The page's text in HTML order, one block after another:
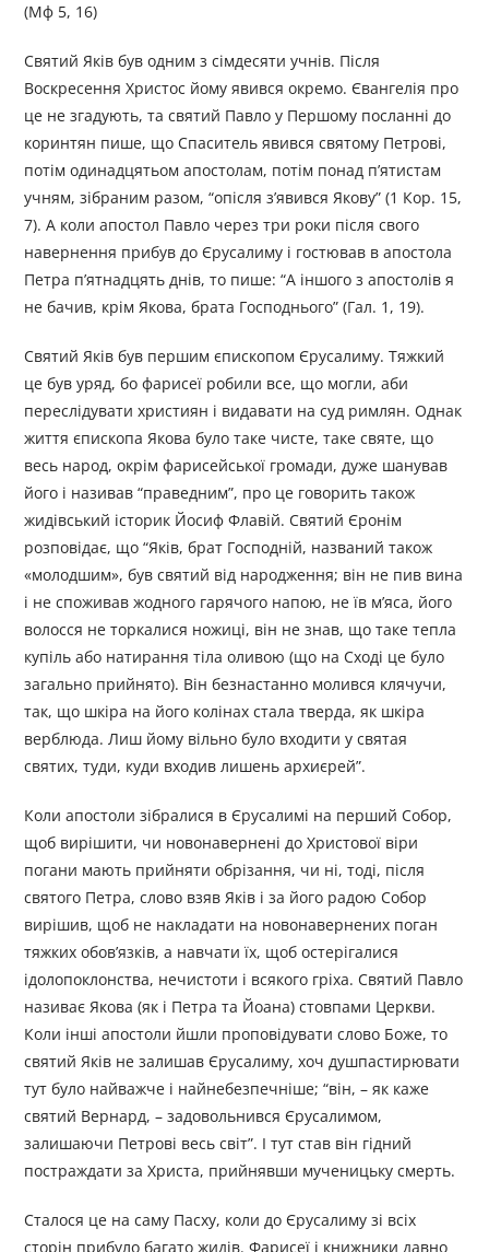
(Мф 5, 16)
Святий Яків був одним з сімдесяти учнів. Після
Воскресення Христос йому явився окремо. Євангелія про
це не згадують, та святий Павло у Першому посланні до
коринтян пише, що Спаситель явився святому Петрові,
потім одинадцятьом апостолам, потім понад п’ятистам
учням, зібраним разом, “опісля з’явився Якову” (1 Кор. 15,
7). А коли апостол Павло через три роки після свого
навернення прибув до Єрусалиму і гостював в апостола
Петра п’ятнадцять днів, то пише: “А іншого з апостолів я
не бачив, крім Якова, брата Господнього” (Гал. 1, 19).
Святий Яків був першим єпископом Єрусалиму. Тяжкий
це був уряд, бо фарисеї робили все, що могли, аби
переслідувати християн і видавати на суд римлян. Однак
життя єпископа Якова було таке чисте, таке святе, що
весь народ, окрім фарисейської громади, дуже шанував
його і називав “праведним”, про це говорить також
жидівський історик Йосиф Флавій. Святий Єронім
розповідає, що “Яків, брат Господній, названий також
«молодшим», був святий від народження; він не пив вина
і не споживав жодного гарячого напою, не їв м’яса, його
волосся не торкалися ножиці, він не знав, що таке тепла
купіль або натирання тіла оливою (що на Сході це було
загально прийнято). Він безнастанно молився клячучи,
так, що шкіра на його колінах стала тверда, як шкіра
верблюда. Лиш йому вільно було входити у святая
святих, туди, куди входив лишень архиєрей”.
Коли апостоли зібралися в Єрусалимі на перший Собор,
щоб вирішити, чи новонавернені до Христової віри
погани мають прийняти обрізання, чи ні, тоді, після
святого Петра, слово взяв Яків і за його радою Собор
вирішив, щоб не накладати на новонавернених поган
тяжких обов’язків, а навчати їх, щоб остерігалися
ідолопоклонства, нечистоти і всякого гріха. Святий Павло
називає Якова (як і Петра та Йоана) стовпами Церкви.
Коли інші апостоли йшли проповідувати слово Боже, то
святий Яків не залишав Єрусалиму, хоч душпастирювати
тут було найважче і найнебезпечніше; “він, – як каже
святий Вернард, – задовольнився Єрусалимом,
залишаючи Петрові весь світ”. І тут став він гідний
постраждати за Христа, прийнявши мученицьку смерть.
Сталося це на саму Пасху, коли до Єрусалиму зі всіх
сторін прибуло багато жидів. Фарисеї і книжники давно